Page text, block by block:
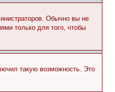
Обычно вы не
только для того, чтобы
такую возможность. Это